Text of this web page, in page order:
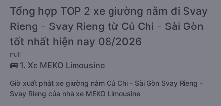
Tổng hợp TOP 2 xe giường nằm đi Svay
Rieng - Svay Rieng từ Củ Chi - Sài Gòn
tốt nhất hiện nay 08/2026
null
🚌 1. Xe MEKO Limousine
Giờ xuất phát xe giường nằm Củ Chi - Sài Gòn Svay Rieng -
Svay Rieng của nhà xe MEKO Limousine